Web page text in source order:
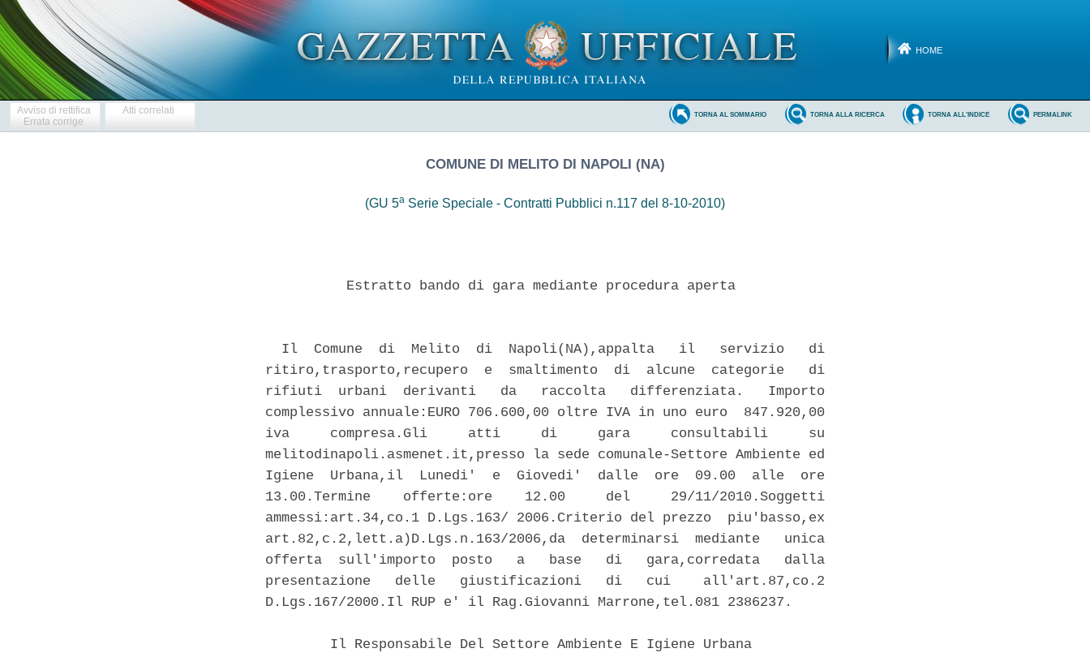
HOME
Avviso di rettifica
Errata corrige
Atti correlati PERMALINK
TORNA ALL'INDICE
TORNA ALLA RICERCA
TORNA AL SOMMARIO
COMUNE DI MELITO DI NAPOLI (NA)
(GU 5a Serie Speciale - Contratti Pubblici n.117 del 8-10-2010)
          Estratto bando di gara mediante procedura aperta
  Il  Comune  di  Melito  di  Napoli(NA),appalta   il   servizio   di
ritiro,trasporto,recupero  e  smaltimento  di  alcune  categorie   di
rifiuti  urbani  derivanti   da   raccolta   differenziata.   Importo
complessivo annuale:EURO 706.600,00 oltre IVA in uno euro  847.920,00
iva     compresa.Gli     atti     di     gara     consultabili     su
melitodinapoli.asmenet.it,presso la sede comunale-Settore Ambiente ed
Igiene  Urbana,il  Lunedi'  e  Giovedi'  dalle  ore  09.00  alle  ore
13.00.Termine    offerte:ore    12.00     del     29/11/2010.Soggetti
ammessi:art.34,co.1 D.Lgs.163/ 2006.Criterio del prezzo  piu'basso,ex
art.82,c.2,lett.a)D.Lgs.n.163/2006,da  determinarsi  mediante   unica
offerta  sull'importo  posto   a   base   di   gara,corredata   dalla
presentazione   delle   giustificazioni   di   cui    all'art.87,co.2
D.Lgs.167/2000.Il RUP e' il Rag.Giovanni Marrone,tel.081 2386237.
        Il Responsabile Del Settore Ambiente E Igiene Urbana